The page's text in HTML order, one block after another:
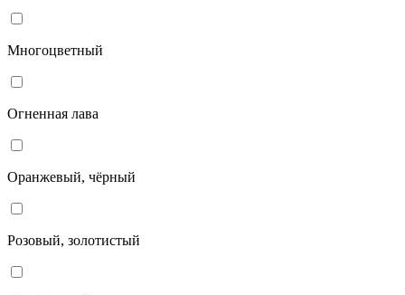
Многоцветный
Огненная лава
Оранжевый, чёрный
Розовый, золотистый